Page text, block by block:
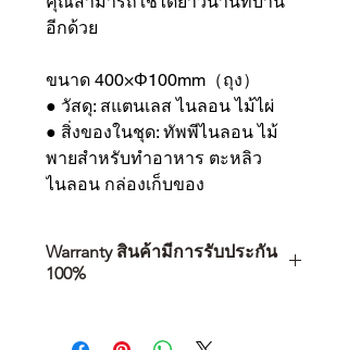
อีกด้วย
ขนาด 400×Φ100mm（ถุง）
● วัสดุ: สแตนเลส ไนลอน ไม้ไผ่
● สิ่งของในชุด: ทัพพีไนลอน ไม้
พายสำหรับทำอาหาร ตะหลิว
ไนลอน กล่องเก็บของ
Warranty สินค้ามีการรับประกัน
100%
คุณตัดสินใจซื้อ แต่รวมไปถึง